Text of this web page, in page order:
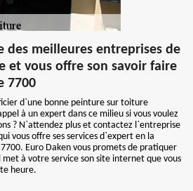
des meilleures entreprises de
et vous offre son savoir faire
7700
d`une bonne peinture sur toiture
à un expert dans ce milieu si vous voulez
? N`attendez plus et contactez l`entreprise
vous offre ses services d`expert en la
Euro Daken vous promets de pratiquer
à votre service son site internet que vous
heure.